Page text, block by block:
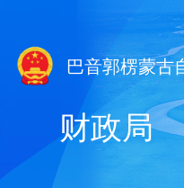
巴音郭楞蒙古
财政局